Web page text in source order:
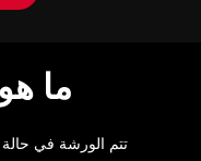
ما
تتم الورشة في